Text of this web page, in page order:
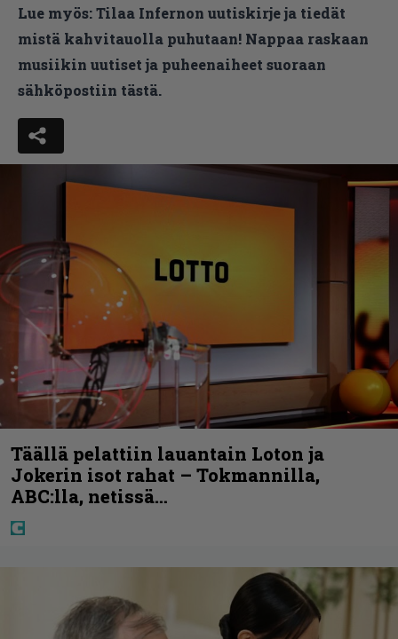
Lue myös:Tilaa Infernon uutiskirje ja tiedät
mistä kahvitauolla puhutaan! Nappaa raskaan
musiikin uutiset ja puheenaiheet suoraan
sähköpostiin tästä.
Täällä pelattiin lauantain Loton ja
Jokerin isot rahat – Tokmannilla,
ABC:lla, netissä…